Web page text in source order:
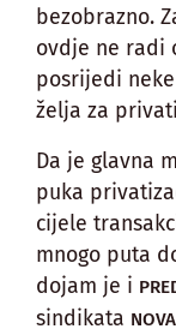
bezobrazno.
ovdje ne radi
posrijedi
želja za
Da je glavna
puka
cijele
mnogo puta
dojam je i
sindikata